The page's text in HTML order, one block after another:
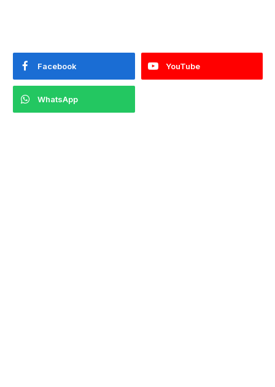
Facebook YouTube
WhatsApp